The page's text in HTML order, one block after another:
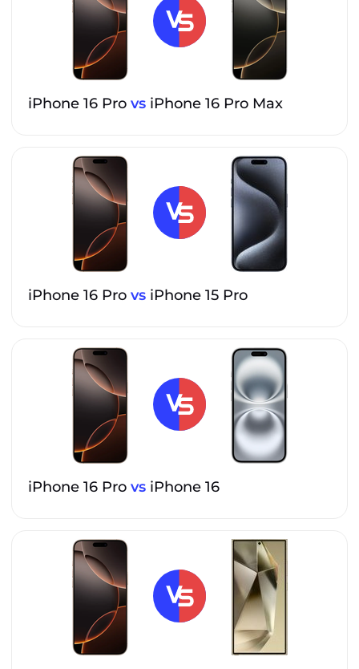
iPhone 16 Pro vs iPhone 16 Pro Max
iPhone 16 Pro vs iPhone 15 Pro
iPhone 16 Pro vs iPhone 16